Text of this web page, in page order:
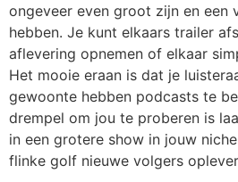
ongeveer even groot zijn en een
hebben. Je kunt elkaars trailer
aflevering opnemen of elkaar
Het mooie eraan is dat je
gewoonte hebben podcasts te
drempel om jou te proberen is
in een grotere show in jouw
flinke golf nieuwe volgers